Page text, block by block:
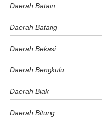
Daerah Batam
Daerah Batang
Daerah Bekasi
Daerah Bengkulu
Daerah Biak
Daerah Bitung